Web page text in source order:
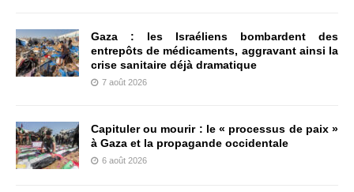
Gaza : les Israéliens bombardent des
entrepôts de médicaments, aggravant ainsi la
crise sanitaire déjà dramatique
7 août 2026
Capituler ou mourir : le « processus de paix »
à Gaza et la propagande occidentale
6 août 2026